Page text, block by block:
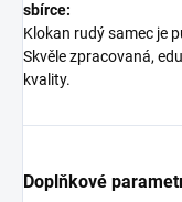
sbírce:
Klokan rudý samec je
Skvěle zpracovaná,
kvality.
Doplňkové